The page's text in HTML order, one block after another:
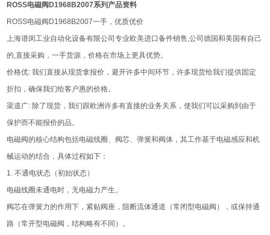
ROSS电磁阀D1968B2007系列产品资料
ROSS电磁阀D1968B2007一手，优质优价
上海谱闵工业自动化设备有限公司专业欧美进口备件销售,公司德国和美国有自己
的,直接采购，一手货源，价格在市场上更具优势。
价格优: 我们直接从现货拿报价，避开许多中间环节，许多现货给我们提供固定
折扣，确保我们给客户惠的价格。
渠道广: 除了现货，我们跟欧洲许多有直接的业务关系，使我们可以采购到由于
保护而不能报价的品。
电磁阀的核心结构包括电磁线圈、阀芯、弹簧和阀体，其工作基于电磁感应和机
械运动的结合，具体过程如下：
1. 不通电状态（初始状态）
电磁线圈未通电时，无电磁力产生。
阀芯在弹簧力的作用下，紧贴阀座，阻断流体通道（常闭型电磁阀），或保持通
路（常开型电磁阀，结构略有不同）。